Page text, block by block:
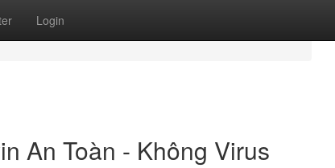
Login
An Toàn - Không Virus